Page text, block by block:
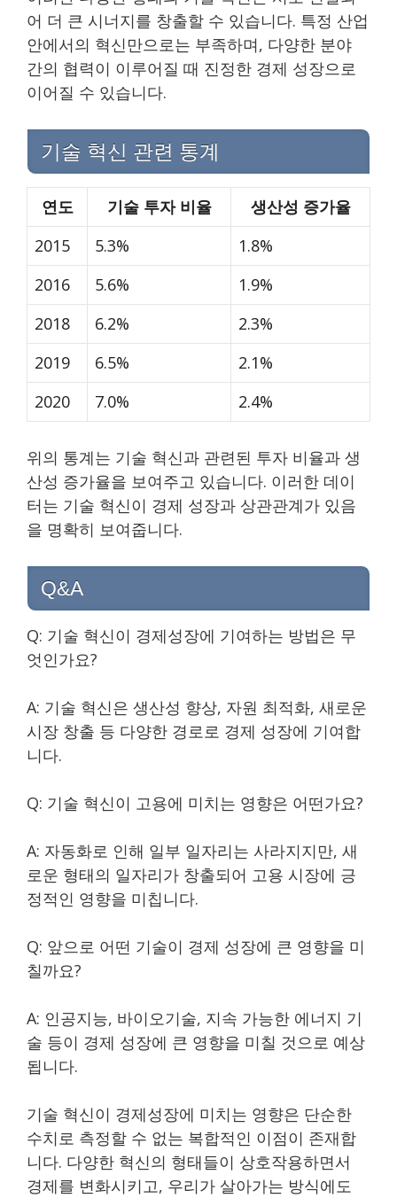
어 더 큰 시너지를 창출할 수 있습니다. 특정 산업
안에서의 혁신만으로는 부족하며, 다양한 분야
간의 협력이 이루어질 때 진정한 경제 성장으로
이어질 수 있습니다.
기술 혁신 관련 통계
연도 기술 투자 비율
생산성 증가율
2015
5.3%
1.8%
2016
5.6%
1.9%
2018
6.2%
2.3%
2019
6.5%
2.1%
2020
7.0% 2.4%
위의 통계는 기술 혁신과 관련된 투자 비율과 생
산성 증가율을 보여주고 있습니다. 이러한 데이
터는 기술 혁신이 경제 성장과 상관관계가 있음
을 명확히 보여줍니다.
Q&A
Q: 기술 혁신이 경제성장에 기여하는 방법은 무
엇인가요?
A: 기술 혁신은 생산성 향상, 자원 최적화, 새로운
시장 창출 등 다양한 경로로 경제 성장에 기여합
니다.
Q: 기술 혁신이 고용에 미치는 영향은 어떤가요?
A: 자동화로 인해 일부 일자리는 사라지지만, 새
로운 형태의 일자리가 창출되어 고용 시장에 긍
정적인 영향을 미칩니다.
Q: 앞으로 어떤 기술이 경제 성장에 큰 영향을 미
칠까요?
A: 인공지능, 바이오기술, 지속 가능한 에너지 기
술 등이 경제 성장에 큰 영향을 미칠 것으로 예상
됩니다.
기술 혁신이 경제성장에 미치는 영향은 단순한
수치로 측정할 수 없는 복합적인 이점이 존재합
니다. 다양한 혁신의 형태들이 상호작용하면서
경제를 변화시키고, 우리가 살아가는 방식에도